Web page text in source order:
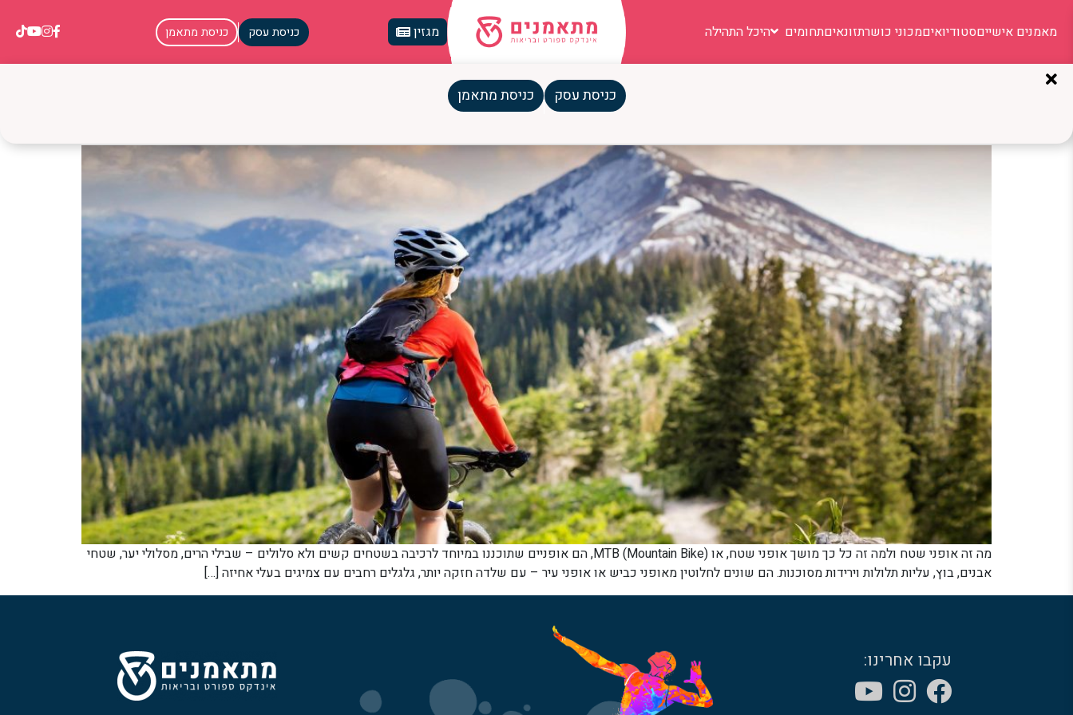
מאמנים אישייםסטודיואיםמכוני כושרתזונאיםתחומים היכל התהילה מגזין כניסת עסק כניסת מתאמן
כניסת עסק כניסת מתאמן
אופני שטח: חוויית רכיבה מאתגרת שמחברת בין טבע, כוח וחופש
מה זה אופני שטח ולמה זה כל כך מושך אופני שטח, או MTB (Mountain Bike), הם אופניים שתוכננו במיוחד לרכיבה בשטחים קשים ולא סלולים – שבילי הרים, מסלולי יער, שטחי
אבנים, בוץ, עליות תלולות וירידות מסוכנות. הם שונים לחלוטין מאופני כביש או אופני עיר – עם שלדה חזקה יותר, גלגלים רחבים עם צמיגים בעלי אחיזה […]
עקבו אחרינו: